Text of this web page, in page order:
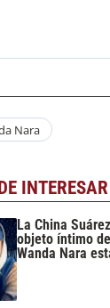
Nara
INTERESAR
La China
objeto íntimo
Wanda Nara